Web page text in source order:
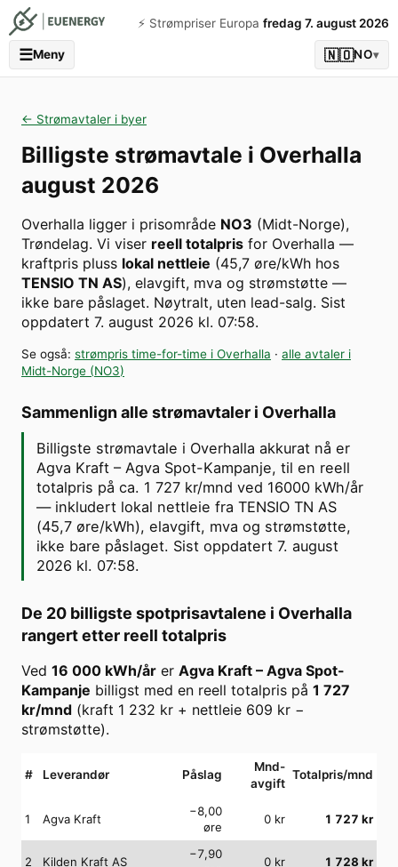
⚡️ Strømpriser Europa fredag 7. august 2026
☰Meny 🇳🇴NO▾
← Strømavtaler i byer
Billigste strømavtale i Overhalla
august 2026
Overhalla ligger i prisområde NO3 (Midt-Norge),
Trøndelag. Vi viser reell totalpris for Overhalla —
kraftpris pluss lokal nettleie (45,7 øre/kWh hos
TENSIO TN AS), elavgift, mva og strømstøtte —
ikke bare påslaget. Nøytralt, uten lead-salg. Sist
oppdatert 7. august 2026 kl. 07:58.
Se også: strømpris time-for-time i Overhalla · alle avtaler i
Midt-Norge (NO3)
Sammenlign alle strømavtaler i Overhalla
Billigste strømavtale i Overhalla akkurat nå er
Agva Kraft – Agva Spot-Kampanje, til en reell
totalpris på ca. 1 727 kr/mnd ved 16000 kWh/år
— inkludert lokal nettleie fra TENSIO TN AS
(45,7 øre/kWh), elavgift, mva og strømstøtte,
ikke bare påslaget. Sist oppdatert 7. august
2026 kl. 07:58.
De 20 billigste spotprisavtalene i Overhalla
rangert etter reell totalpris
Ved 16 000 kWh/år er Agva Kraft – Agva Spot-
Kampanje billigst med en reell totalpris på 1 727
kr/mnd (kraft 1 232 kr + nettleie 609 kr −
strømstøtte).
# Leverandør Påslag
Mnd-
avgift
Totalpris/mnd
1 Agva Kraft
−8,00
øre
0 kr 1 727 kr
2 Kilden Kraft AS
−7,90
0 kr 1 728 kr